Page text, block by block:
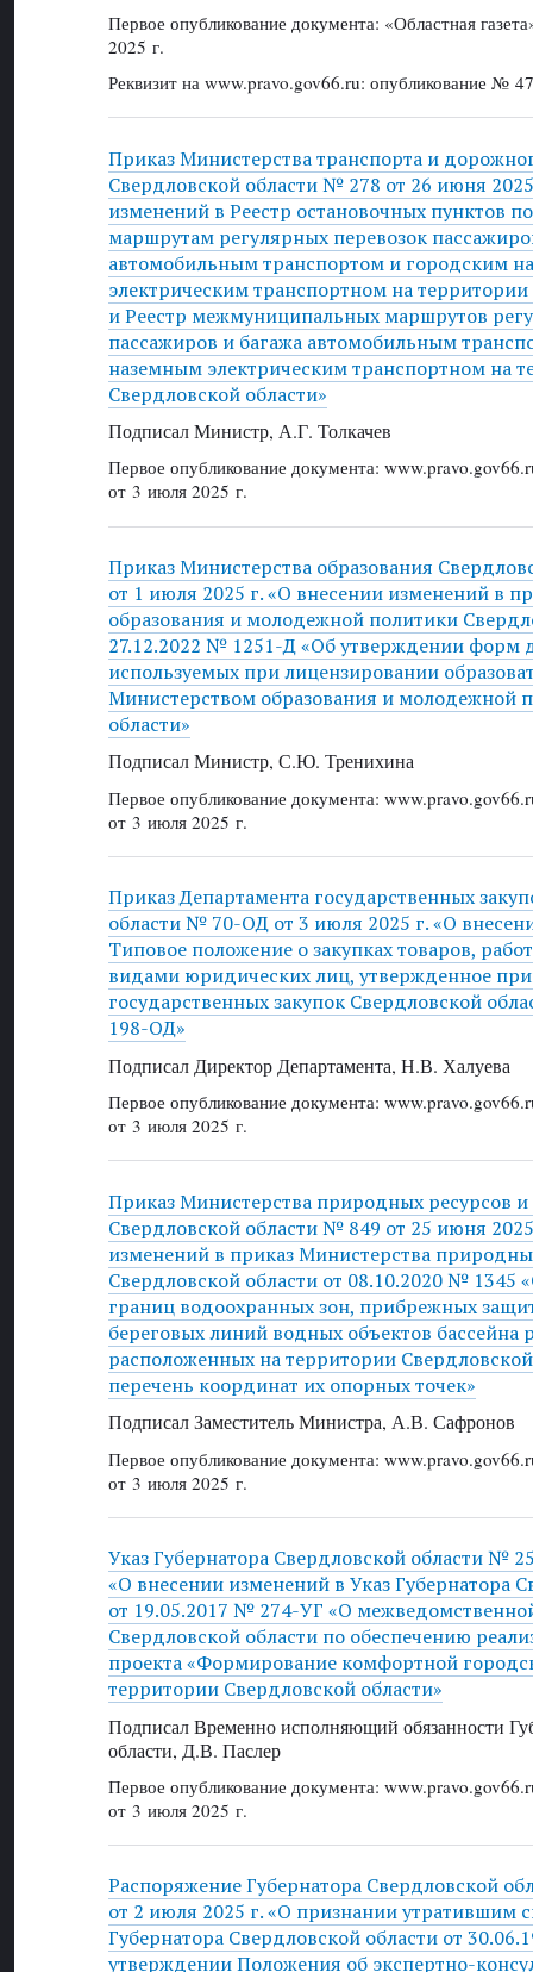
Первое опубликование документа: «Областная
2025 г.
Реквизит на www.pravo.gov66.ru: опубликование №
Приказ Министерства транспорта и
Свердловской области № 278 от 26 июня
изменений в Реестр остановочных пунктов
маршрутам регулярных перевозок
автомобильным транспортом и городским
электрическим транспортном на
и Реестр межмуниципальных маршрутов
пассажиров и багажа автомобильным
наземным электрическим транспортном на
Свердловской области»
Подписал Министр, А.Г. Толкачев
Первое опубликование документа:
от 3 июля 2025 г.
Приказ Министерства образования
от 1 июля 2025 г. «О внесении изменений в
образования и молодежной политики
27.12.2022 № 1251-Д «Об утверждении форм
используемых при лицензировании
Министерством образования и молодежной
области»
Подписал Министр, С.Ю. Тренихина
Первое опубликование документа:
от 3 июля 2025 г.
Приказ Департамента государственных
области № 70-ОД от 3 июля 2025 г. «О
Типовое положение о закупках товаров,
видами юридических лиц, утвержденное
государственных закупок Свердловской
198-ОД»
Подписал Директор Департамента, Н.В. Халуева
Первое опубликование документа:
от 3 июля 2025 г.
Приказ Министерства природных ресурсов и
Свердловской области № 849 от 25 июня
изменений в приказ Министерства
Свердловской области от 08.10.2020 № 1345
границ водоохранных зон, прибрежных
береговых линий водных объектов бассейна
расположенных на территории
перечень координат их опорных точек»
Подписал Заместитель Министра, А.В. Сафронов
Первое опубликование документа:
от 3 июля 2025 г.
Указ Губернатора Свердловской области №
«О внесении изменений в Указ Губернатора
от 19.05.2017 № 274-УГ «О
Свердловской области по обеспечению
проекта «Формирование комфортной
территории Свердловской области»
Подписал Временно исполняющий обязанности
области, Д.В. Паслер
Первое опубликование документа:
от 3 июля 2025 г.
Распоряжение Губернатора Свердловской
от 2 июля 2025 г. «О признании утратившим
Губернатора Свердловской области от
утверждении Положения об экспертно-